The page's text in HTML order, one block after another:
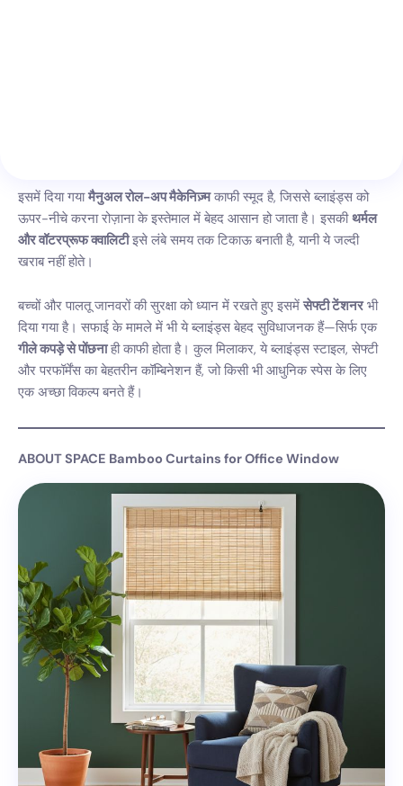
इसमें दिया गयामैनुअल रोल-अप मैकेनिज़्मकाफी स्मूद है, जिससे ब्लाइंड्स को
ऊपर-नीचे करना रोज़ाना के इस्तेमाल में बेहद आसान हो जाता है। इसकीथर्मल
और वॉटरप्रूफ क्वालिटीइसे लंबे समय तक टिकाऊ बनाती है, यानी ये जल्दी
खराब नहीं होते।
बच्चों और पालतू जानवरों की सुरक्षा को ध्यान में रखते हुए इसमें सेफ्टी टेंशनरभी
दिया गया है। सफाई के मामले में भी ये ब्लाइंड्स बेहद सुविधाजनक हैं—सिर्फ एक
गीले कपड़े से पोंछनाही काफी होता है। कुल मिलाकर, ये ब्लाइंड्स स्टाइल, सेफ्टी
और परफॉर्मेंस का बेहतरीन कॉम्बिनेशन हैं, जो किसी भी आधुनिक स्पेस के लिए
एक अच्छा विकल्प बनते हैं।
ABOUT SPACE Bamboo Curtains for Office Window